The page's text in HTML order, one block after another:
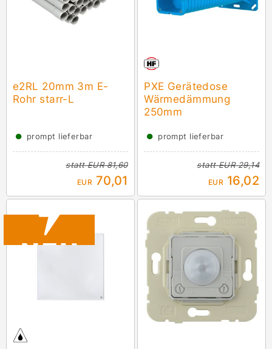
e2RL 20mm 3m E-
Rohr starr-L
● prompt lieferbar
stattEUR 81,60
EUR 70,01
PXE Gerätedose
Wärmedämmung
250mm
● prompt lieferbar
stattEUR 29,14
EUR 16,02